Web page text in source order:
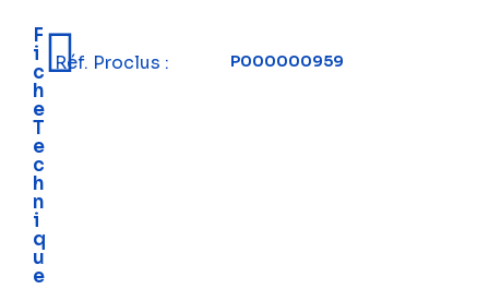
F
i
c
h
e
T
e
c
h
n
i
q
u
e
Réf. Proclus : P000000959